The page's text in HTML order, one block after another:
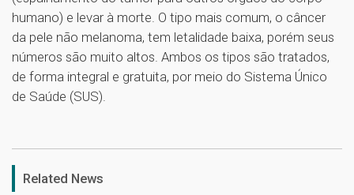
humano) e levar à morte. O tipo mais comum, o câncer
da pele não melanoma, tem letalidade baixa, porém seus
números são muito altos. Ambos os tipos são tratados,
de forma integral e gratuita, por meio do Sistema Único
de Saúde (SUS).
Related News